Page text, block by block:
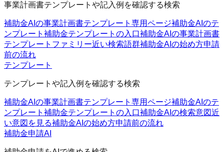
事業計画書テンプレートや記入例を確認する検索
補助金AIの事業計画書テンプレート 専用ページ補助金AIのテ
ンプレート 補助金テンプレートの入口補助金AIの事業計画書
テンプレートファミリー近い検索語群補助金AIの始め方申請
前の流れ
テンプレート
テンプレートや記入例を確認する検索
補助金AIの事業計画書テンプレート 専用ページ補助金AIのテ
ンプレート 補助金テンプレートの入口補助金AIの検索意図近
い意図を見る補助金AIの始め方申請前の流れ
補助金申請AI